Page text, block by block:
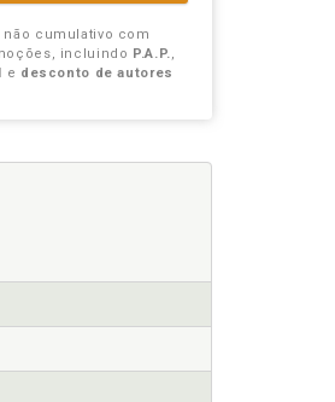
cumulativo com
incluindo P.A.P.,
e desconto de autores